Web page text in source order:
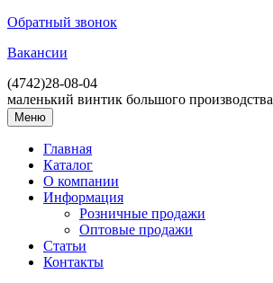
Обратный звонок
Вакансии
(4742)28-08-04
маленький винтик большого производства
Меню
Главная
Каталог
О компании
Информация
Розничные продажи
Оптовые продажи
Статьи
Контакты